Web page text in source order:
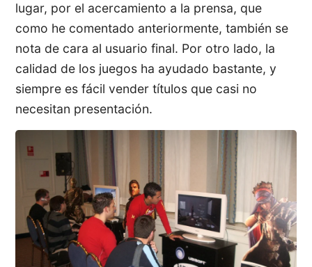
lugar, por el acercamiento a la prensa, que
como he comentado anteriormente, también se
nota de cara al usuario final. Por otro lado, la
calidad de los juegos ha ayudado bastante, y
siempre es fácil vender títulos que casi no
necesitan presentación.